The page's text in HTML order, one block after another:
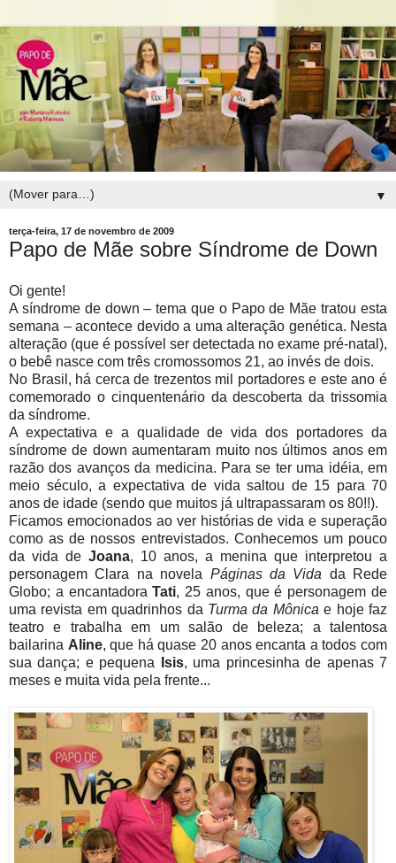
▼
terça-feira, 17 de novembro de 2009
Papo de Mãe sobre Síndrome de Down
Oi gente!
A síndrome de down – tema que o Papo de Mãe tratou esta
semana – acontece devido a uma alteração genética. Nesta
alteração (que é possível ser detectada no exame pré-natal),
o bebê nasce com três cromossomos 21, ao invés de dois.
No Brasil, há cerca de trezentos mil portadores e este ano é
comemorado o cinquentenário da descoberta da trissomia
da síndrome.
A expectativa e a qualidade de vida dos portadores da
síndrome de down aumentaram muito nos últimos anos em
razão dos avanços da medicina. Para se ter uma idéia, em
meio século, a expectativa de vida saltou de 15 para 70
anos de idade (sendo que muitos já ultrapassaram os 80!!).
Ficamos emocionados ao ver histórias de vida e superação
como as de nossos entrevistados. Conhecemos um pouco
da vida de Joana, 10 anos, a menina que interpretou a
personagem Clara na novela Páginas da Vida da Rede
Globo; a encantadoraTati, 25 anos, que é personagem de
uma revista em quadrinhos da Turma da Mônica e hoje faz
teatro e trabalha em um salão de beleza; a talentosa
bailarina Aline, que há quase 20 anos encanta a todos com
sua dança; e pequena
Isis, uma princesinha de apenas 7
meses e muita vida pela frente...